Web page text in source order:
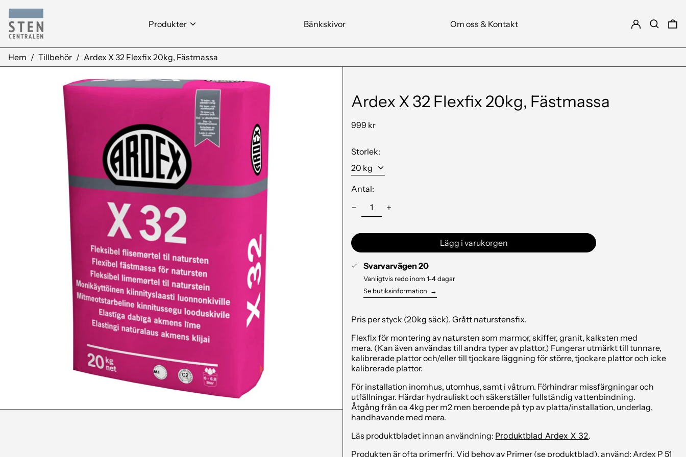
Produkter Bänkskivor Om oss & Kontakt
Hem / Tillbehör / Ardex X 32 Flexfix 20kg, Fästmassa
Ardex X 32 Flexfix 20kg, Fästmassa
999 kr
Storlek:
Antal:
Lägg i varukorgen
Svarvarvägen 20
Vanligtvis redo inom 1-4 dagar
Se butiksinformation →
Pris per styck (20kg säck). Grått naturstensfix.
Flexfix för montering av natursten som marmor, skiffer, granit, kalksten med
mera. (Kan även användas till andra typer av plattor.) Fungerar utmärkt till tunnare,
kalibrerade plattor och/eller till tjockare läggning för större, tjockare plattor och icke
kalibrerade plattor.
För installation inomhus, utomhus, samt i våtrum. Förhindrar missfärgningar och
utfällningar. Härdar hydrauliskt och säkerställer fullständig vattenbindning.
Åtgång från ca 4kg per m2 men beroende på typ av platta/installation, underlag,
handhavande med mera.
Läs produktbladet innan användning: Produktblad Ardex X 32.
Produkten är ofta primerfri. Vid behov av Primer (se produktblad), använd:Ardex P 51